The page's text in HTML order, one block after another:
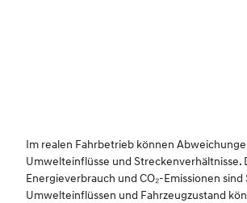
Im realen Fahrbetrieb können
Umwelteinflüsse und
Energieverbrauch und CO₂-Emissionen
Umwelteinflüssen und Fahrzeugzustand